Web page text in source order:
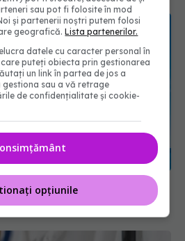
zilnice să aveți
sau pot fi folosite în mod
și partenerii noștri putem folosi
geografică.Lista partenerilor.
datele cu caracter personal în
puteți obiecta prin gestionarea
un link în partea de jos a
sau a vă retrage
de confidențialitate și cookie-
opțiunile